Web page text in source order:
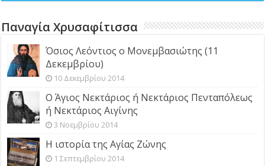
Παναγία Χρυσαφίτισσα
Όσιος Λεόντιος ο Μονεμβασιώτης (11
Δεκεμβρίου)
10 Δεκεμβρίου 2014
Ο Άγιος Νεκτάριος ή Νεκτάριος Πενταπόλεως
ή Νεκτάριος Αιγίνης
3 Νοεμβρίου 2014
Η ιστορία της Αγίας Ζώνης
1 Σεπτεμβρίου 2014